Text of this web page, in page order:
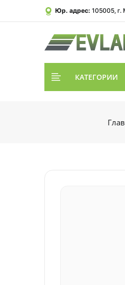
Юр. адрес: 105005, г.
КАТЕГОРИИ